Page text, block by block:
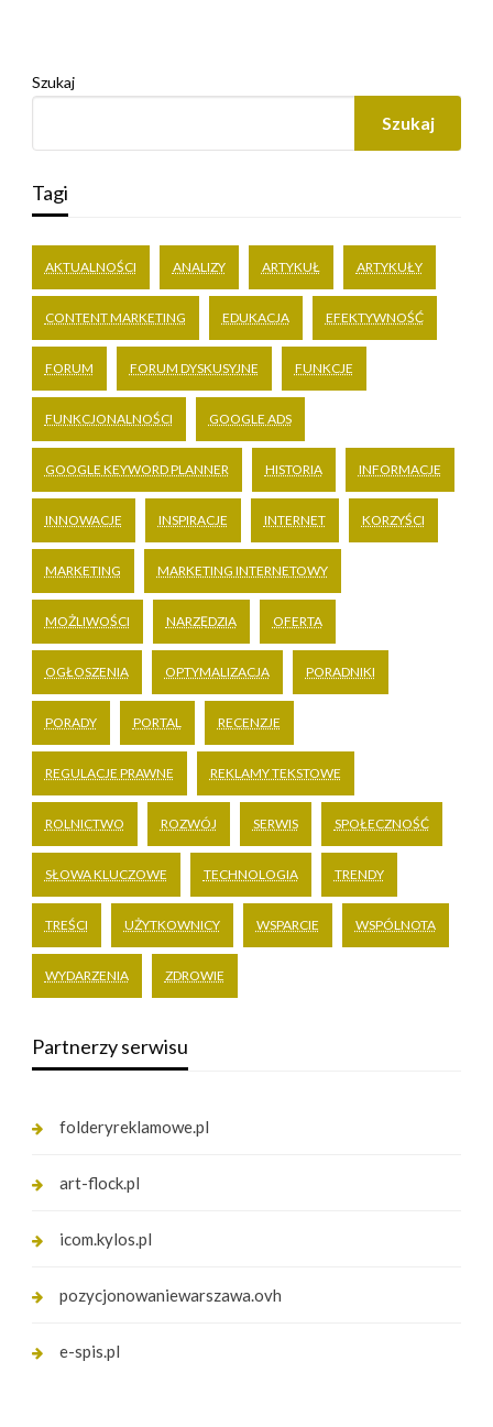
Szukaj
Szukaj
Tagi
AKTUALNOŚCI ANALIZY ARTYKUŁ ARTYKUŁY
CONTENT MARKETING EDUKACJA EFEKTYWNOŚĆ
FORUM FORUM DYSKUSYJNE FUNKCJE
FUNKCJONALNOŚCI GOOGLE ADS
GOOGLE KEYWORD PLANNER HISTORIA INFORMACJE
INNOWACJE INSPIRACJE INTERNET KORZYŚCI
MARKETING MARKETING INTERNETOWY
MOŻLIWOŚCI NARZĘDZIA OFERTA
OGŁOSZENIA OPTYMALIZACJA PORADNIKI
PORADY PORTAL RECENZJE
REGULACJE PRAWNE REKLAMY TEKSTOWE
ROLNICTWO ROZWÓJ SERWIS SPOŁECZNOŚĆ
SŁOWA KLUCZOWE TECHNOLOGIA TRENDY
TREŚCI UŻYTKOWNICY WSPARCIE WSPÓLNOTA
WYDARZENIA ZDROWIE
Partnerzy serwisu
folderyreklamowe.pl
art-flock.pl
icom.kylos.pl
pozycjonowaniewarszawa.ovh
e-spis.pl